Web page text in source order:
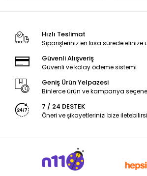
Hızlı Teslimat
Siparişleriniz en kısa sürede elinize
Güvenli Alışveriş
Güvenli ve kolay ödeme sistemi
Geniş Ürün Yelpazesi
Binlerce ürün ve kampanya
7 / 24 DESTEK
Öneri ve şikayetlerinizi bize